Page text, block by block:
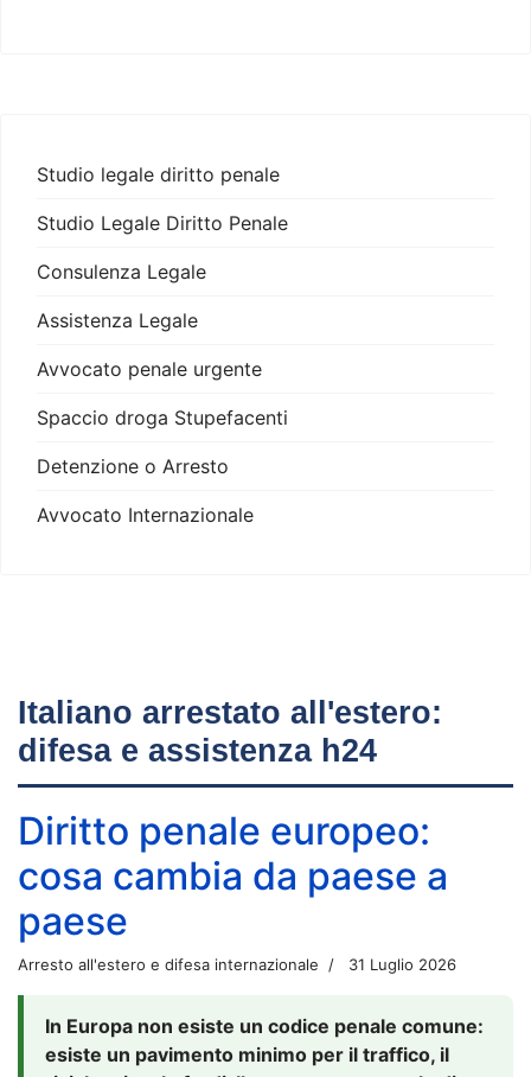
Studio legale diritto penale
Studio Legale Diritto Penale
Consulenza Legale
Assistenza Legale
Avvocato penale urgente
Spaccio droga Stupefacenti
Detenzione o Arresto
Avvocato Internazionale
Italiano arrestato all'estero:
difesa e assistenza h24
Diritto penale europeo:
cosa cambia da paese a
paese
Arresto all'estero e difesa internazionale 31 Luglio 2026
In Europa non esiste un codice penale comune:
esiste un pavimento minimo per il traffico, il